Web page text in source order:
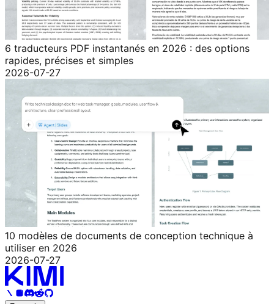
6 traducteurs PDF instantanés en 2026 : des options
rapides, précises et simples
2026-07-27
10 modèles de documents de conception technique à
utiliser en 2026
2026-07-27